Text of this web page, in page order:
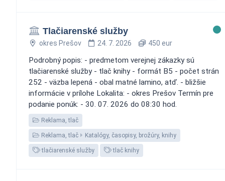
Tlačiarenské služby
okres Prešov 24. 7. 2026 450 eur
Podrobný popis: - predmetom verejnej zákazky sú
tlačiarenské služby - tlač knihy - formát B5 - počet strán
252 - väzba lepená - obal matné lamino, atď. - bližšie
informácie v prílohe Lokalita: - okres Prešov Termín pre
podanie ponúk: - 30. 07. 2026 do 08:30 hod.
Reklama, tlač
Reklama, tlač Katalógy, časopisy, brožúry, knihy
tlačiarenské služby tlač knihy